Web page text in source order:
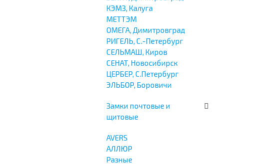
КЭМЗ, Калуга
МЕТТЭМ
ОМЕГА, Димитровград
РИГЕЛЬ, С.-Петербург
СЕЛЬМАШ, Киров
СЕНАТ, Новосибирск
ЦЕРБЕР, С.Петербург
ЭЛЬБОР, Боровичи
Замки почтовые и
щитовые
AVERS
АЛЛЮР
Разные